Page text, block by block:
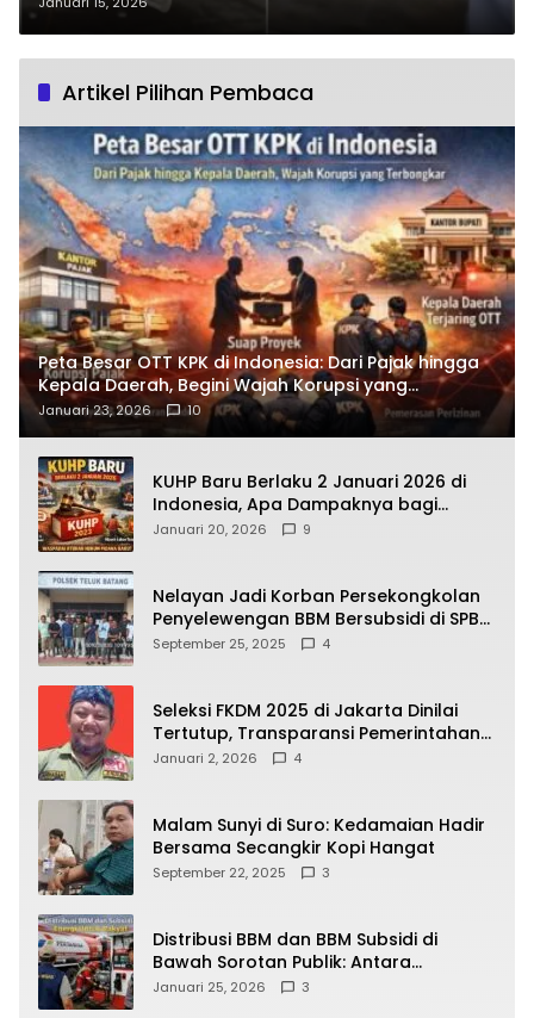
dengan Pengawasan SPBU?
Artikel Pilihan Pembaca
Peta Besar OTT KPK di Indonesia: Dari Pajak hingga
Kepala Daerah, Begini Wajah Korupsi yang
Terbongkar
Januari 23, 2026 10
KUHP Baru Berlaku 2 Januari 2026 di
Indonesia, Apa Dampaknya bagi
Kehidupan Warga? Ini Aturan Kunci
Januari 20, 2026 9
Nelayan Jadi Korban Persekongkolan
Penyelewengan BBM Bersubsidi di SPBU
64.78809 Teluk Batang
September 25, 2025 4
Seleksi FKDM 2025 di Jakarta Dinilai
Tertutup, Transparansi Pemerintahan
Pramono–Rano Dipertanyakan
Januari 2, 2026 4
Malam Sunyi di Suro: Kedamaian Hadir
Bersama Secangkir Kopi Hangat
September 22, 2025 3
Distribusi BBM dan BBM Subsidi di
Bawah Sorotan Publik: Antara
Kepentingan Negara, Hak Konsumen,
Januari 25, 2026 3